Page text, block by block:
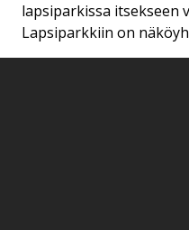
lapsiparkissa itsekseen
Lapsiparkkiin on